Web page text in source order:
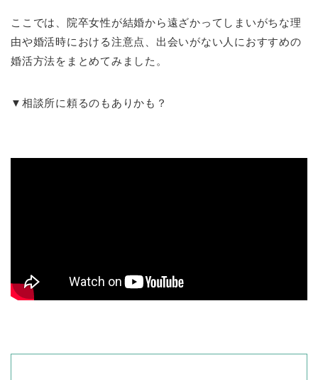
ここでは、院卒女性が結婚から遠ざかってしまいがちな理
由や婚活時における注意点、出会いがない人におすすめの
婚活方法をまとめてみました。
▼相談所に頼るのもありかも？